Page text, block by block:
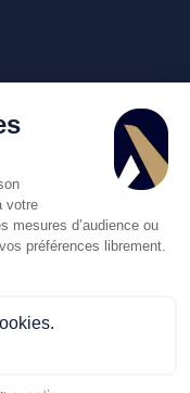
votre
mesures d’audience ou
préférences librement.